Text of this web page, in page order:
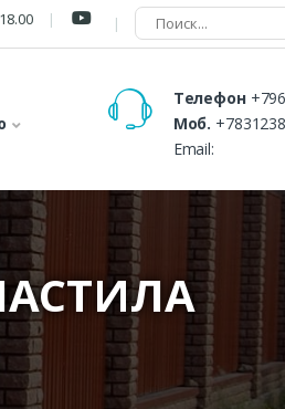
Телефон
Моб.
Email: